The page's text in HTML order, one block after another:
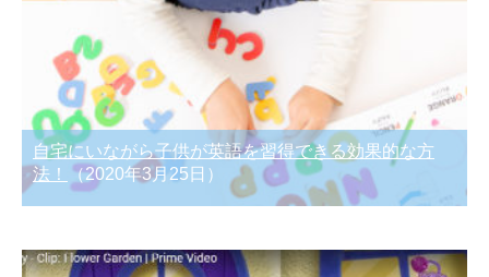
自宅にいながら子供が英語を習得できる効果的な方
法！
（2020年3月25日）